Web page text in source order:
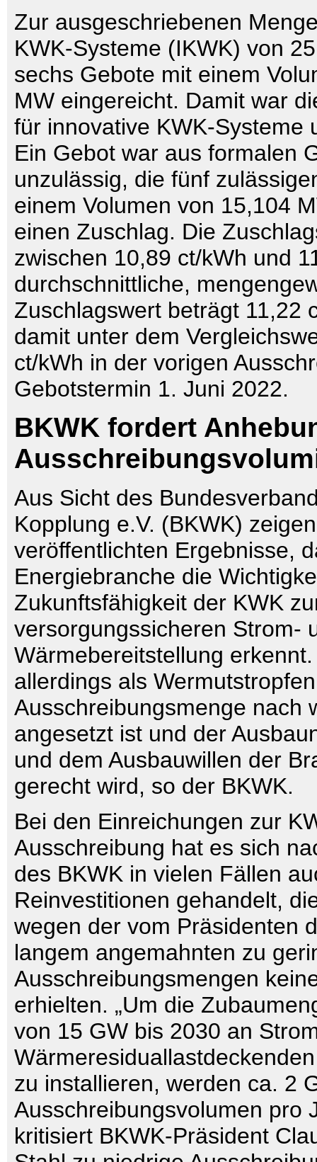
Zur ausgeschriebenen
KWK-Systeme (IKWK) von
sechs Gebote mit einem
MW eingereicht. Damit war
für innovative KWK-Systeme
Ein Gebot war aus formalen
unzulässig, die fünf
einem Volumen von 15,104
einen Zuschlag. Die
zwischen 10,89 ct/kWh und
durchschnittliche,
Zuschlagswert beträgt 11,22
damit unter dem
ct/kWh in der vorigen
Gebotstermin 1. Juni 2022.
BKWK fordert
Aus Sicht des
Kopplung e.V. (BKWK)
veröffentlichten Ergebnisse,
Energiebranche die
Zukunftsfähigkeit der KWK
versorgungssicheren Strom-
Wärmebereitstellung
allerdings als
Ausschreibungsmenge nach
angesetzt ist und der
und dem Ausbauwillen der
gerecht wird, so der BKWK.
Bei den Einreichungen zur
Ausschreibung hat es sich
des BKWK in vielen Fällen
Reinvestitionen gehandelt,
wegen der vom Präsidenten
langem angemahnten zu
Ausschreibungsmengen
erhielten. „Um die
von 15 GW bis 2030 an
zu installieren, werden ca. 2
Ausschreibungsvolumen pro
kritisiert BKWK-Präsident